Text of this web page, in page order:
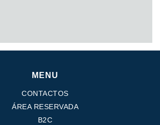
MENU
CONTACTOS
ÁREA RESERVADA
B2C